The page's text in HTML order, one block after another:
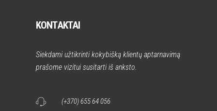
KONTAKTAI
Siekdami užtikrinti kokybišką klientų aptarnavimą
prašome vizitui susitarti iš anksto.
(+370) 655 64 056